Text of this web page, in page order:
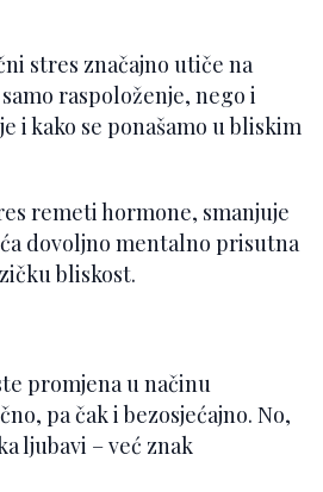
stres značajno utiče na
raspoloženje, nego i
i kako se ponašamo u bliskim
remeti hormone, smanjuje
dovoljno mentalno prisutna
bliskost.
promjena u načinu
pa čak i bezosjećajno. No,
ljubavi – već znak